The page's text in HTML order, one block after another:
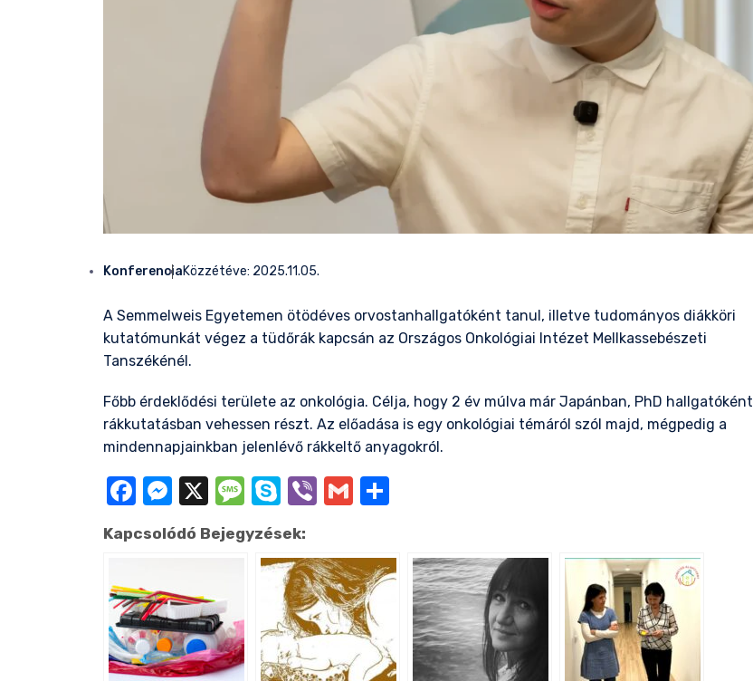
KonferenciaKözzétéve: 2025.11.05.
A Semmelweis Egyetemen ötödéves orvostanhallgatóként tanul, illetve tudományos diákköri
kutatómunkát végez a tüdőrák kapcsán az Országos Onkológiai Intézet Mellkassebészeti
Tanszékénél.
Főbb érdeklődési területe az onkológia. Célja, hogy 2 év múlva már Japánban, PhD hallgatóként
rákkutatásban vehessen részt. Az előadása is egy onkológiai témáról szól majd, mégpedig a
mindennapjainkban jelenlévő rákkeltő anyagokról.
Facebook
Messenger
X Message
Skype
ViberGmail
Kapcsolódó Bejegyzések: